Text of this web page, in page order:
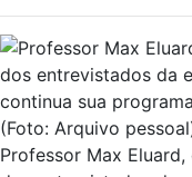
Professor Max